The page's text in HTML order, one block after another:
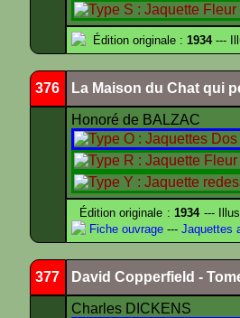
Édition originale : 1934---
376 La Maison du Chat qui
Honoré de BALZAC
Édition originale :1934---
Fiche ouvrage --- Jaquettes
377 David Copperfield -
Charles DICKENS